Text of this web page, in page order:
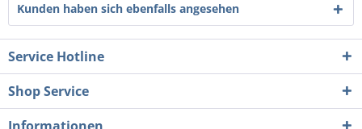
Kunden haben sich ebenfalls angesehen
Service Hotline
Shop Service